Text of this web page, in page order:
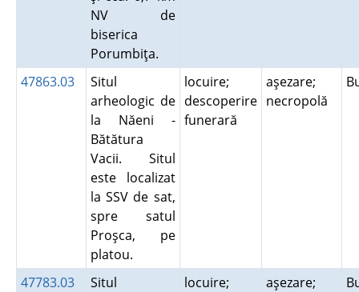
NV de
biserica
Porumbiţa.
47863.03
Situl
arheologic de
la Năeni -
Bătătura
Vacii. Situl
este localizat
la SSV de sat,
spre satul
Proşca, pe
platou.
locuire;
descoperire
funerară
aşezare;
necropolă
47783.03
Situl
locuire;
aşezare;